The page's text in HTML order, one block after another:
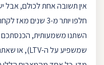
אין תשובה אחת לכולם, אבל
חלפו יותר מ-3
השתנו משמעותית,
שמשפיע על ה-LTV), או